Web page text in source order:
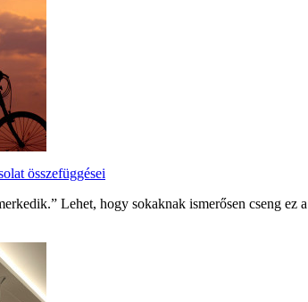
összefüggései
Lehet, hogy sokaknak ismerősen cseng ez